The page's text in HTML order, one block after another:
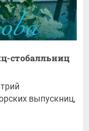
стобалльниц
выпускниц,